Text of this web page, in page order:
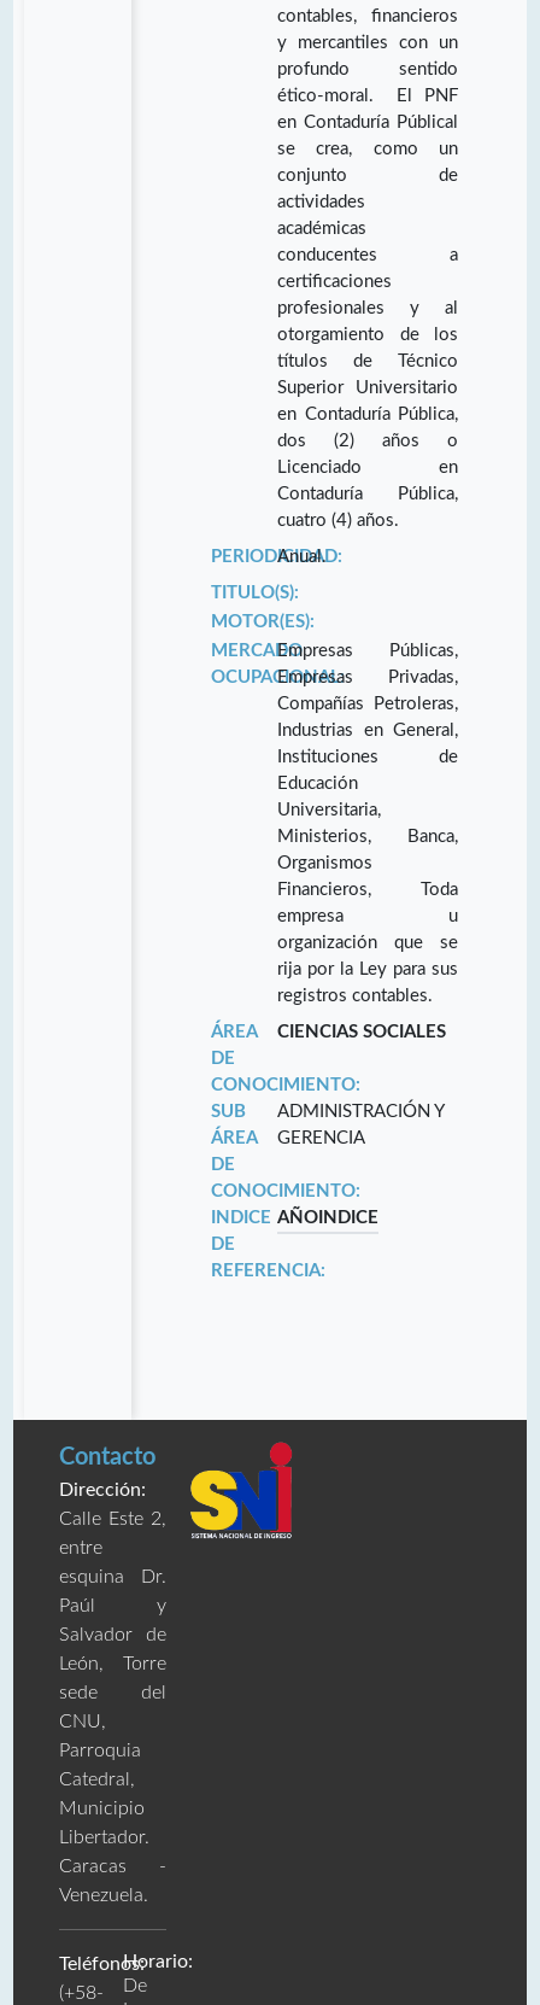
contables, financieros
y mercantiles con un
profundo sentido
ético-moral. El PNF
en Contaduría Públical
se crea, como un
conjunto de
actividades
académicas
conducentes a
certificaciones
profesionales y al
otorgamiento de los
títulos de Técnico
Superior Universitario
en Contaduría Pública,
dos (2) años o
Licenciado en
Contaduría Pública,
cuatro (4) años.
PERIODICIDAD:
Anual.
TITULO(S):
MOTOR(ES):
MERCADO
OCUPACIONAL:
Empresas Públicas,
Empresas Privadas,
Compañías Petroleras,
Industrias en General,
Instituciones de
Educación
Universitaria,
Ministerios, Banca,
Organismos
Financieros, Toda
empresa u
organización que se
rija por la Ley para sus
registros contables.
ÁREA
DE
CONOCIMIENTO:
CIENCIAS SOCIALES
SUB
ÁREA
DE
CONOCIMIENTO:
ADMINISTRACIÓN Y
GERENCIA
INDICE
DE
REFERENCIA:
AÑO INDICE
Contacto
Dirección:
Calle Este 2,
entre
esquina Dr.
Paúl y
Salvador de
León, Torre
sede del
CNU,
Parroquia
Catedral,
Municipio
Libertador.
Caracas -
Venezuela.
Teléfonos:
(+58-
Horario:
De